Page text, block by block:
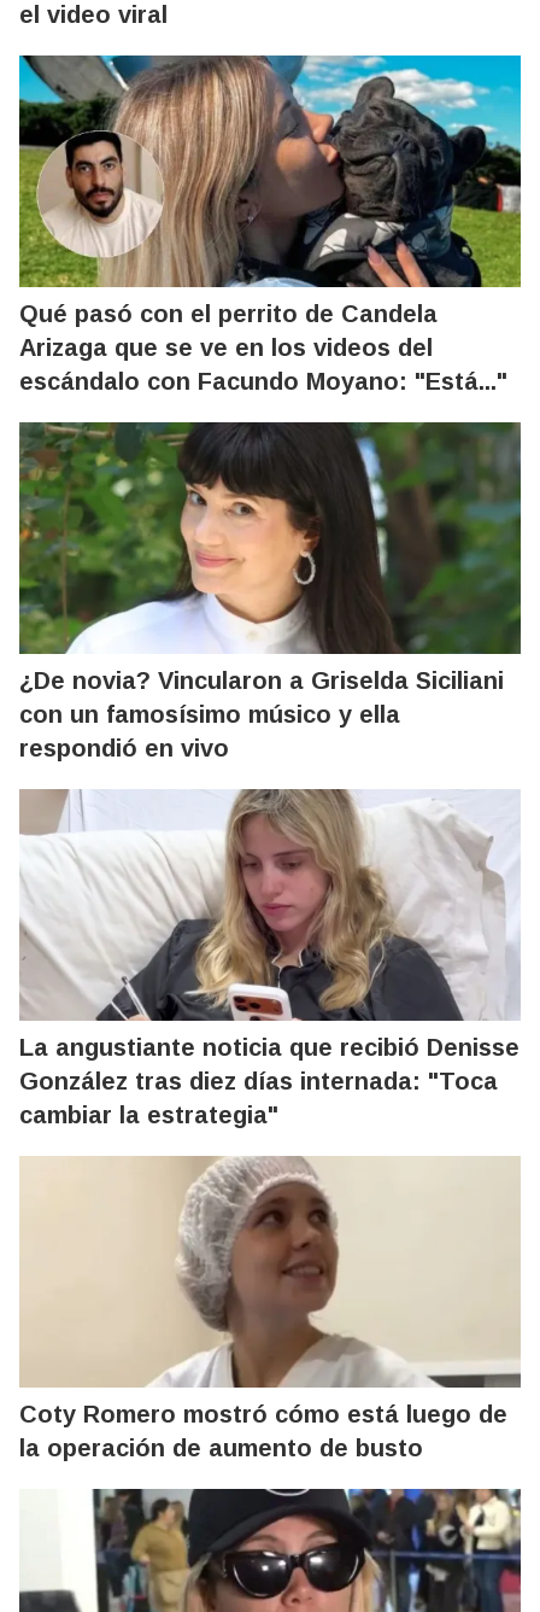
el video viral
Qué pasó con el perrito de Candela
Arizaga que se ve en los videos del
escándalo con Facundo Moyano: "Está..."
¿De novia? Vincularon a Griselda Siciliani
con un famosísimo músico y ella
respondió en vivo
La angustiante noticia que recibió Denisse
González tras diez días internada: "Toca
cambiar la estrategia"
Coty Romero mostró cómo está luego de
la operación de aumento de busto